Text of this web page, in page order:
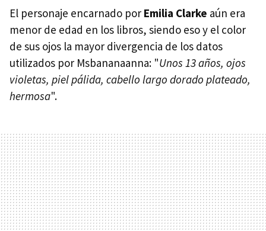
El personaje encarnado por Emilia Clarke aún era
menor de edad en los libros, siendo eso y el color
de sus ojos la mayor divergencia de los datos
utilizados por Msbananaanna: "Unos 13 años, ojos
violetas, piel pálida, cabello largo dorado plateado,
hermosa".